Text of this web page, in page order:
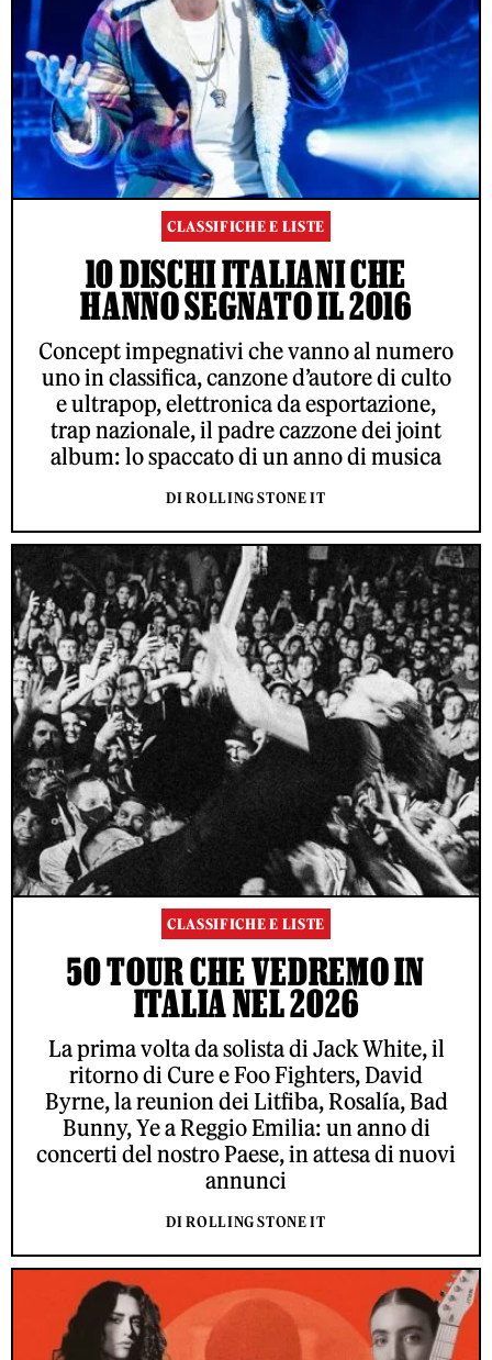
CLASSIFICHE E LISTE
10 DISCHI ITALIANI CHE
HANNO SEGNATO IL 2016
Concept impegnativi che vanno al numero
uno in classifica, canzone d’autore di culto
e ultrapop, elettronica da esportazione,
trap nazionale, il padre cazzone dei joint
album: lo spaccato di un anno di musica
DI ROLLING STONE IT
CLASSIFICHE E LISTE
50 TOUR CHE VEDREMO IN
ITALIA NEL 2026
La prima volta da solista di Jack White, il
ritorno di Cure e Foo Fighters, David
Byrne, la reunion dei Litfiba, Rosalía, Bad
Bunny, Ye a Reggio Emilia: un anno di
concerti del nostro Paese, in attesa di nuovi
annunci
DI ROLLING STONE IT